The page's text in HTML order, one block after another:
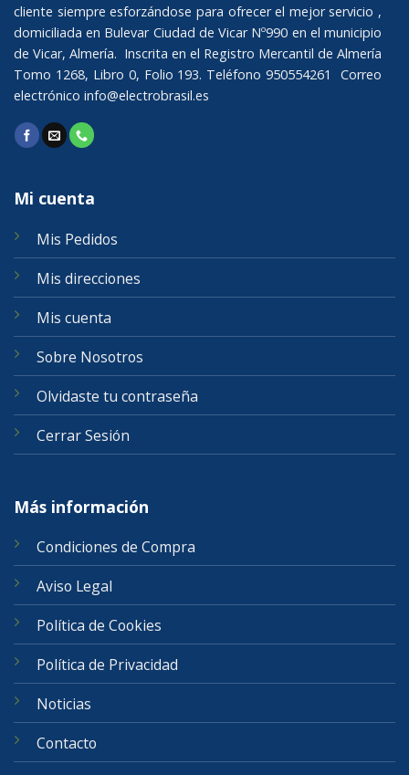
cliente siempre esforzándose para ofrecer el mejor servicio ,
domiciliada en Bulevar Ciudad de Vicar Nº990 en el municipio
de Vicar, Almería. Inscrita en el Registro Mercantil de Almería
Tomo 1268, Libro 0, Folio 193. Teléfono 950554261 Correo
electrónico info@electrobrasil.es
Mi cuenta
Mis Pedidos
Mis direcciones
Mis cuenta
Sobre Nosotros
Olvidaste tu contraseña
Cerrar Sesión
Más información
Condiciones de Compra
Aviso Legal
Política de Cookies
Política de Privacidad
Noticias
Contacto